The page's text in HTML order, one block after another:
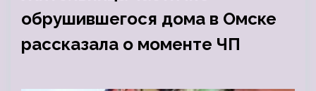
обрушившегося дома в Омске
рассказала о моменте ЧП